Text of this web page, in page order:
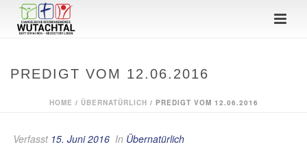
PREDIGT VOM 12.06.2016
HOME / ÜBERNATÜRLICH / PREDIGT VOM 12.06.2016
Verfasst 15. Juni 2016 In Übernatürlich